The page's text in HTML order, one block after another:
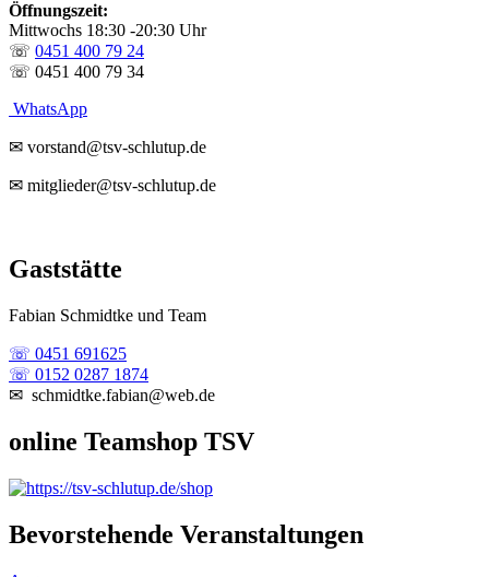
Öffnungszeit:
Mittwochs 18:30 -20:30 Uhr
☏ 0451 400 79 24
☏ 0451 400 79 34
WhatsApp
✉ vorstand@tsv-schlutup.de
✉ mitglieder@tsv-schlutup.de
Gaststätte
Fabian Schmidtke und Team
☏ 0451 691625
☏ 0152 0287 1874
✉ schmidtke.fabian@web.de
online Teamshop TSV
Bevorstehende Veranstaltungen